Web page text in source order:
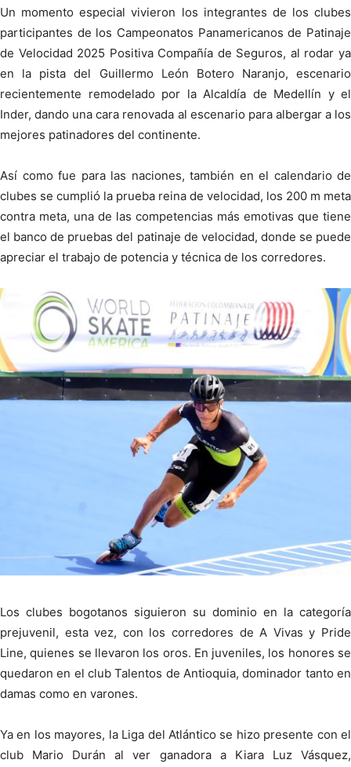
Un momento especial vivieron los integrantes de los clubes
participantes de los Campeonatos Panamericanos de Patinaje
de Velocidad 2025 Positiva Compañía de Seguros, al rodar ya
en la pista del Guillermo León Botero Naranjo, escenario
recientemente remodelado por la Alcaldía de Medellín y el
Inder, dando una cara renovada al escenario para albergar a los
mejores patinadores del continente.
Así como fue para las naciones, también en el calendario de
clubes se cumplió la prueba reina de velocidad, los 200 m meta
contra meta, una de las competencias más emotivas que tiene
el banco de pruebas del patinaje de velocidad, donde se puede
apreciar el trabajo de potencia y técnica de los corredores.
Los clubes bogotanos siguieron su dominio en la categoría
prejuvenil, esta vez, con los corredores de A Vivas y Pride
Line, quienes se llevaron los oros. En juveniles, los honores se
quedaron en el club Talentos de Antioquia, dominador tanto en
damas como en varones.
Ya en los mayores, la Liga del Atlántico se hizo presente con el
club Mario Durán al ver ganadora a Kiara Luz Vásquez,